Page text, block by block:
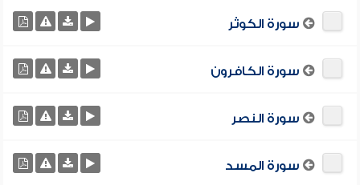
سورة الكوثر
سورة الكافرون
سورة النصر
سورة المسد